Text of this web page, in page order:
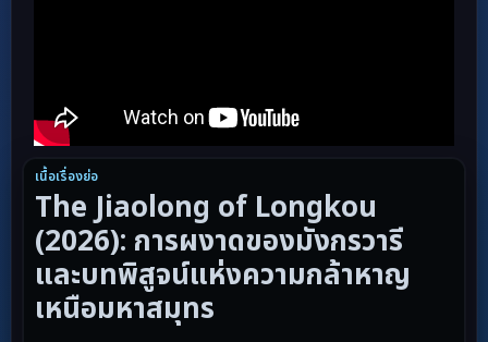
เนื้อเรื่องย่อ
The Jiaolong of Longkou
(2026): การผงาดของมังกรวารี
และบทพิสูจน์แห่งความกล้าหาญ
เหนือมหาสมุทร